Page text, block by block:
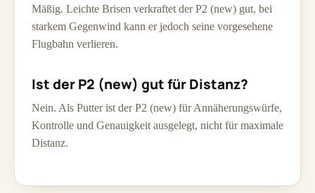
Mäßig. Leichte Brisen verkraftet der P2 (new) gut, bei
starkem Gegenwind kann er jedoch seine vorgesehene
Flugbahn verlieren.
Ist der P2 (new) gut für Distanz?
Nein. Als Putter ist der P2 (new) für Annäherungswürfe,
Kontrolle und Genauigkeit ausgelegt, nicht für maximale
Distanz.